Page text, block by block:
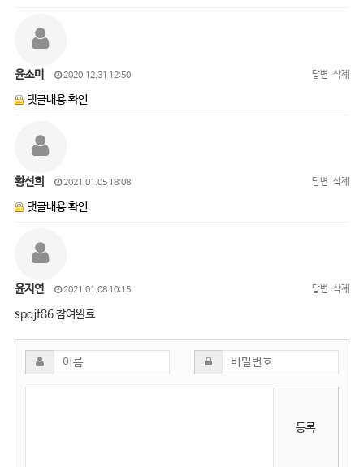
윤소미 2020.12.31 12:50 답변 삭제
댓글내용 확인
황선희 2021.01.05 18:08 답변 삭제
댓글내용 확인
윤지연 2021.01.08 10:15 답변 삭제
spqjf86 참여완료
등록